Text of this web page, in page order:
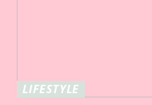
LIFESTYLE